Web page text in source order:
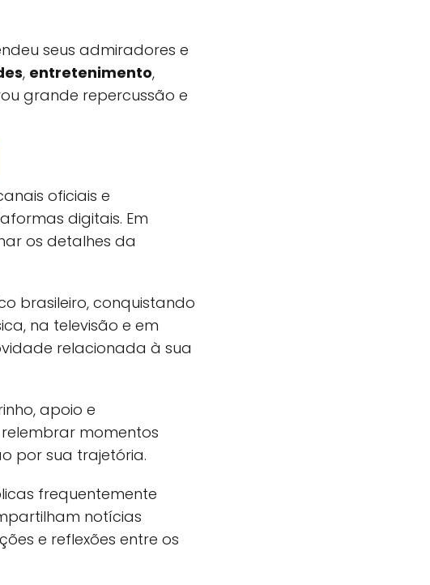
seus admiradores e
, entretenimento,
grande repercussão e
oficiais e
digitais. Em
os detalhes da
brasileiro, conquistando
na televisão e em
relacionada à sua
apoio e
momentos
por sua trajetória.
frequentemente
notícias
e reflexões entre os